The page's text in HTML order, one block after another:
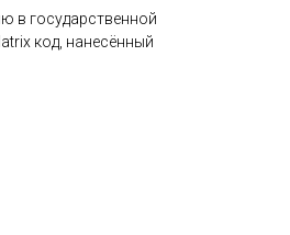
в государственной
код, нанесённый